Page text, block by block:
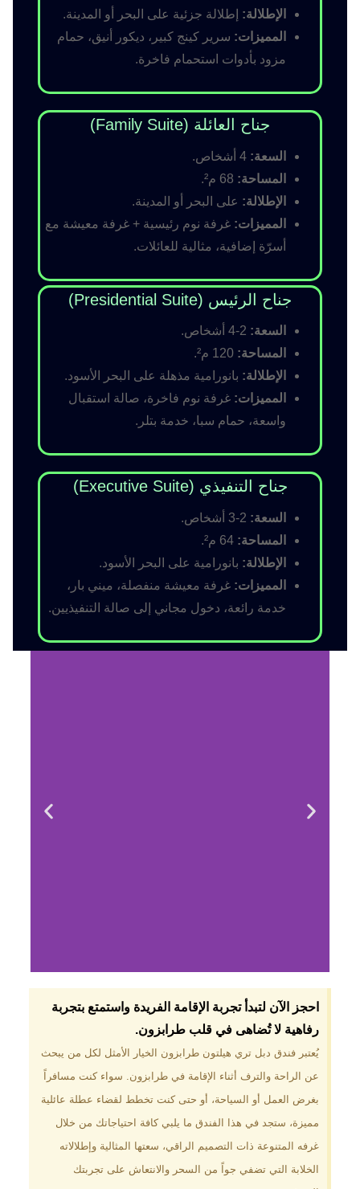
الإطلالة: إطلالة جزئية على البحر أو المدينة.
المميزات: سرير كينج كبير، ديكور أنيق، حمام
مزود بأدوات استحمام فاخرة.
جناح العائلة (Family Suite)
السعة:
المساحة:
الإطلالة: على البحر أو المدينة.
المميزات: غرفة نوم رئيسية + غرفة معيشة مع
أسرّة إضافية، مثالية للعائلات.
جناح الرئيس (Presidential Suite)
السعة:
المساحة:
الإطلالة: بانورامية مذهلة على البحر الأسود.
المميزات: غرفة نوم فاخرة، صالة استقبال
واسعة، حمام سبا، خدمة بتلر.
جناح التنفيذي (Executive Suite)
السعة:
المساحة:
الإطلالة: بانورامية على البحر الأسود.
المميزات: غرفة معيشة منفصلة، ميني بار،
خدمة رائعة، دخول مجاني إلى صالة التنفيذيين.
لماذا تختار فندق دبل
تري هيلتون
طرابزون؟
موقع مميز في قلب طرابزون بالقرب
من أهم المعالم السياحية. إطلالات
الخضراء. مرافق متكاملة تشمل
مسبحًا داخليًا، سبا، صالة ألعاب
رياضية، ومطاعم عالمية.
احجز الآن لتبدأ تجربة الإقامة الفريدة واستمتع بتجربة
رفاهية لا تُضاهى في قلب طرابزون.​
يُعتبر فندق دبل تري هيلتون طرابزون الخيار الأمثل لكل من يبحث
عن الراحة والترف أثناء الإقامة في طرابزون. سواء كنت مسافراً
بغرض العمل أو السياحة، أو حتى كنت تخطط لقضاء عطلة عائلية
مميزة، ستجد في هذا الفندق ما يلبي كافة احتياجاتك من خلال
غرفه المتنوعة ذات التصميم الراقي، سعتها المثالية وإطلالاته
الخلابة التي تضفي جواً من السحر والانتعاش على تجربتك